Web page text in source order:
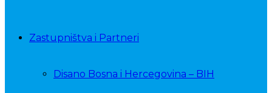
Zastupništva i Partneri
Disano Bosna i Hercegovina – BIH